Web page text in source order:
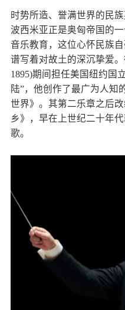
时势所造、誉满世界的民
波西米亚正是奥匈帝国的
音乐教育，这位心怀民族
谱写着对故土的深沉挚爱
1895)期间担任美国纽约国
陆”，他创作了最广为人知
世界》。其第二乐章之后
乡》，早在上世纪二十年
歌。